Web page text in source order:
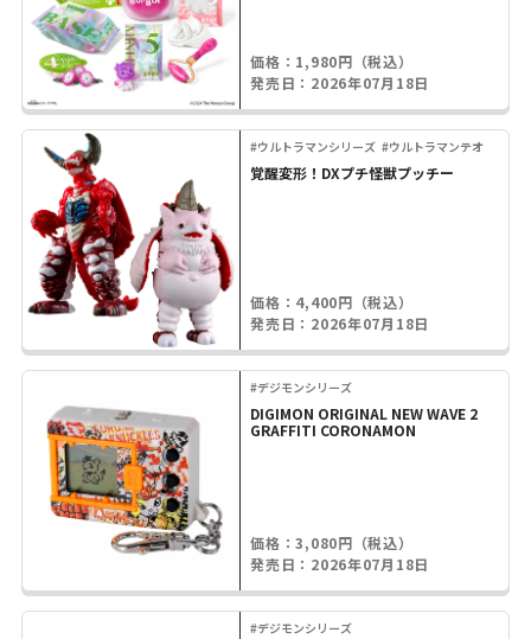
価格：1,980円（税込）
発売日：2026年07月18日
#ウルトラマンシリーズ #ウルトラマンテオ
覚醒変形！DXプチ怪獣プッチー
価格：4,400円（税込）
発売日：2026年07月18日
#デジモンシリーズ
DIGIMON ORIGINAL NEW WAVE 2
GRAFFITI CORONAMON
価格：3,080円（税込）
発売日：2026年07月18日
#デジモンシリーズ